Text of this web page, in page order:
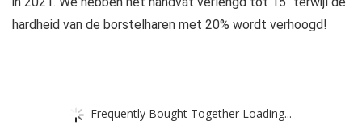
hardheid van de borstelharen met 20% wordt verhoogd!
Frequently Bought Together Loading...